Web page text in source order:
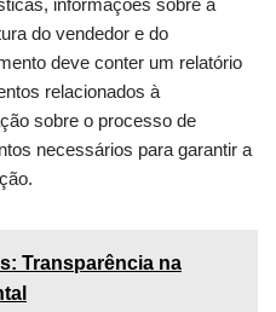
informações sobre a
do vendedor e do
deve conter um relatório
relacionados à
sobre o processo de
necessários para garantir a
Transparência na